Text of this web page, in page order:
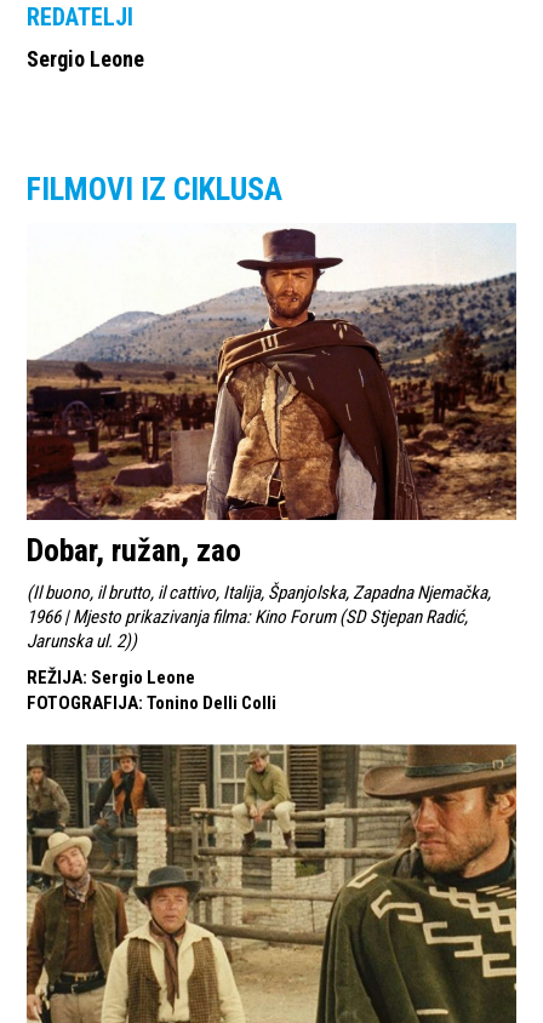
REDATELJI
Sergio Leone
FILMOVI IZ CIKLUSA
Dobar, ružan, zao
(Il buono, il brutto, il cattivo, Italija, Španjolska, Zapadna Njemačka,
1966 | Mjesto prikazivanja filma: Kino Forum (SD Stjepan Radić,
Jarunska ul. 2))
REŽIJA: Sergio Leone
FOTOGRAFIJA: Tonino Delli Colli